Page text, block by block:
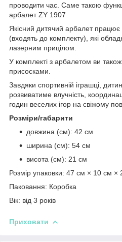
проводити час. Саме такою
арбалет ZY 1907
Якісний дитячий арбалет працює
(входять до комплекту), які
лазерним прицілом.
У комплекті з арбалетом ви також
присосками.
Завдяки спортивній іграшці,
розвиватиме влучність,
годин веселих ігор на свіжому
Розміри/габарити
довжина (см): 42 см
ширина (см): 54 см
висота (см): 21 см
Розмір упаковки: 47 см × 10 см ×
Паковання: Коробка
Вік: від 3 років
Приховати